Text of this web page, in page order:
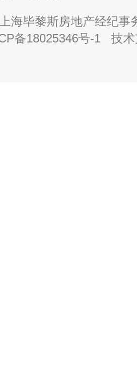
海毕黎斯房地产经纪事
备18025346号-1 技术